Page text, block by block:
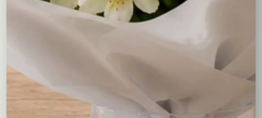
Czytaj dalej
Kompozycje
Bukiety okolicznościowe